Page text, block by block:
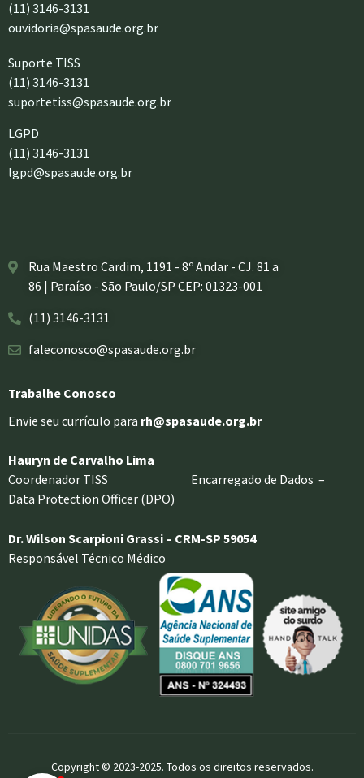
(11) 3146-3131
ouvidoria@spasaude.org.br
Suporte TISS
(11) 3146-3131
suportetiss@spasaude.org.br
LGPD
(11) 3146-3131
lgpd@spasaude.org.br
Rua Maestro Cardim, 1191 - 8º Andar - CJ. 81 a
86 | Paraíso - São Paulo/SP CEP: 01323-001
(11) 3146-3131
faleconosco@spasaude.org.br
Trabalhe Conosco
Envie seu currículo para rh@spasaude.org.br
Hauryn de Carvalho Lima
Coordenador TISS Encarregado de Dados –
Data Protection Officer (DPO)
Dr. Wilson Scarpioni Grassi – CRM-SP 59054
Responsável Técnico Médico
Copyright © 2023-2025. Todos os direitos reservados.